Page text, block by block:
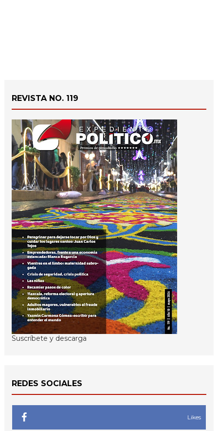
REVISTA NO. 119
Suscríbete y descarga
REDES SOCIALES
Likes